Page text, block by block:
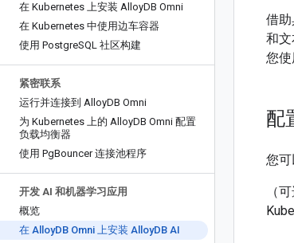
在 Kubernetes 上安装 AlloyDB Omni
在 Kubernetes 中使用边车容器
使用 PostgreSQL 社区构建
紧密联系
运行并连接到 AlloyDB Omni
为 Kubernetes 上的 AlloyDB Omni 配置
负载均衡器
使用 PgBouncer 连接池程序
开发 AI 和机器学习应用
概览
在 AlloyDB Omni 上安装 AlloyDB AI
借
和
您使
配
您
（